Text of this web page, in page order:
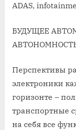
ADAS,
БУДУЩЕЕ
Перспективы
электроники
горизонте –
транспортные
на себя все